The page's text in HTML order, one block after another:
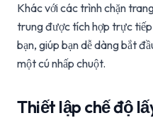
Khác với các trình chặn
trung được tích hợp trực
bạn, giúp bạn dễ dàng bắt
một cú nhấp chuột.
Thiết lập chế độ